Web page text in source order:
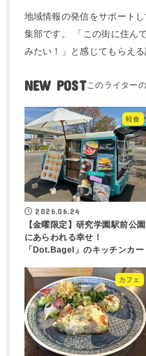
地域情報の発信をサポート
集部です。 「この街に住ん
みたい！」と感じてもらえ
NEW POST
軽食
2026.06.24
【金曜限定】研究学園駅前公園
にあらわれる幸せ！
「Dot.Bagel」のキッチンカー
カフェ